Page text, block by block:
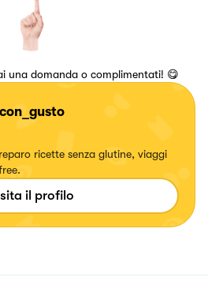
una domanda o complimentati! 😋
ricette senza glutine, viaggi
il profilo